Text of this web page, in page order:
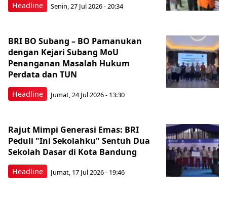
Headline Senin, 27 Jul 2026 - 20:34
Headline
BRI BO Subang – BO Pamanukan
dengan Kejari Subang MoU
Penanganan Masalah Hukum
Perdata dan TUN
Jumat, 24 Jul 2026 - 13:30
Headline
Rajut Mimpi Generasi Emas: BRI
Peduli "Ini Sekolahku" Sentuh Dua
Sekolah Dasar di Kota Bandung
Jumat, 17 Jul 2026 - 19:46